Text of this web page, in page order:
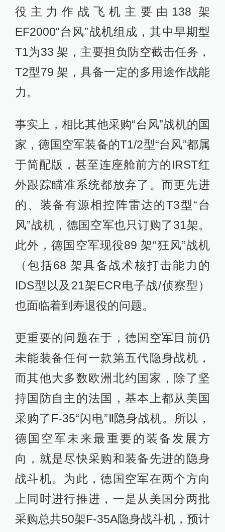
役主力作战飞机主要由138 架
EF2000“台风”战机组成，其中早期型
T1为33 架，主要担负防空截击任务，
T2型79 架，具备一定的多用途作战能
力。
事实上，相比其他采购“台风”战机的国
家，德国空军装备的T1/2型“台风”都属
于简配版，甚至连座舱前方的IRST红
外跟踪瞄准系统都放弃了。而更先进
的、装备有源相控阵雷达的T3型“台
风”战机，德国空军也只订购了31架。
此外，德国空军现役89 架“狂风”战机
（包括68 架具备战术核打击能力的
IDS型以及21架ECR电子战/侦察型）
也面临着到寿退役的问题。
更重要的问题在于，德国空军目前仍
未能装备任何一款第五代隐身战机，
而其他大多数欧洲北约国家，除了坚
持国防自主的法国，基本上都从美国
采购了F-35“闪电”Ⅱ隐身战机。所以，
德国空军未来最重要的装备发展方
向，就是尽快采购和装备先进的隐身
战斗机。为此，德国空军在两个方向
上同时进行推进，一是从美国分两批
采购总共50架F-35A隐身战斗机，预计